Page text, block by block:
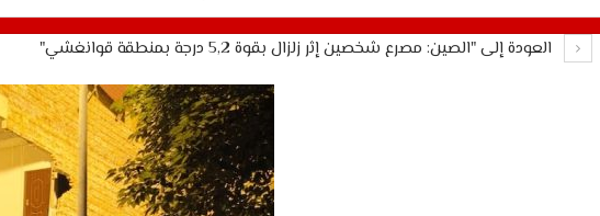
العودة إلى "الصين: مصرع شخصين إثر زلزال بقوة 5,2 درجة بمنطقة قوانغشي"